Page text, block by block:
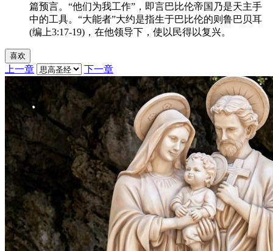
篇预言。“他们为我工作”，即言巴比伦帝国乃是天主手
中的工具。“大能者”大约是指生于巴比伦的则鲁巴贝耳
(编上3:17-19)，在他领导下，使以民得以复兴。
喜欢
上一章 下一章